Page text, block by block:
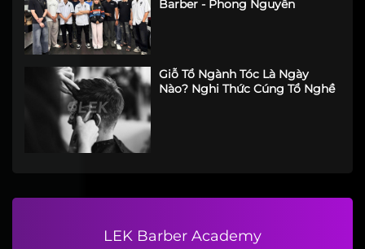
Barber - Phong Nguyễn
Giỗ Tổ Ngành Tóc Là Ngày
Nào? Nghi Thức Cúng Tổ Nghề
LEK Barber Academy